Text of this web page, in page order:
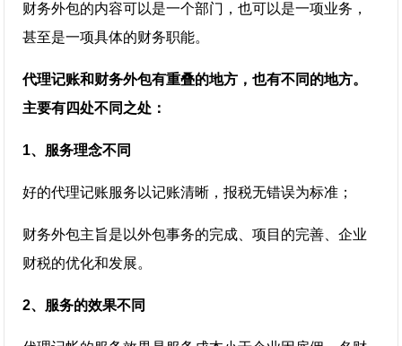
财务外包的内容可以是一个部门，也可以是一项业务，
甚至是一项具体的财务职能。
代理记账和财务外包有重叠的地方，也有不同的地方。
主要有四处不同之处：
1、服务理念不同
好的代理记账服务以记账清晰，报税无错误为标准；
财务外包主旨是以外包事务的完成、项目的完善、企业
财税的优化和发展。
2、服务的效果不同